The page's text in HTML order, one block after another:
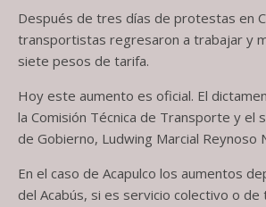
Después de tres días de protestas en
transportistas regresaron a trabajar y
siete pesos de tarifa.
Hoy este aumento es oficial. El
la Comisión Técnica de Transporte y el
de Gobierno, Ludwing Marcial Reynoso
En el caso de Acapulco los aumentos
del Acabús, si es servicio colectivo o de